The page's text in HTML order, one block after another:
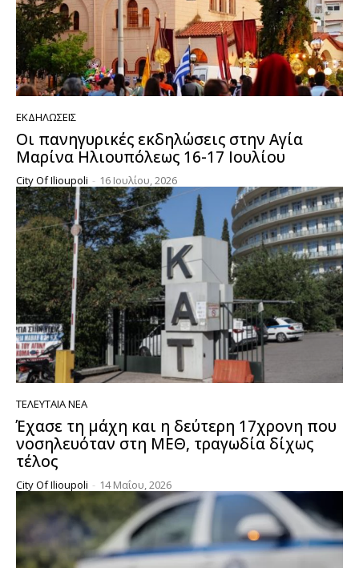
ΕΚΔΗΛΏΣΕΙΣ
Οι πανηγυρικές εκδηλώσεις στην Αγία
Μαρίνα Ηλιουπόλεως 16-17 Ιουλίου
City Of Ilioupoli - 16 Ιουλίου, 2026
ΤΕΛΕΥΤΑΊΑ ΝΈΑ
Έχασε τη μάχη και η δεύτερη 17χρονη που
νοσηλευόταν στη ΜΕΘ, τραγωδία δίχως
τέλος
City Of Ilioupoli - 14 Μαΐου, 2026